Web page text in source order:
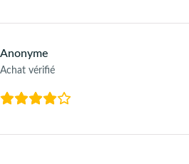
Anonyme
Achat vérifié